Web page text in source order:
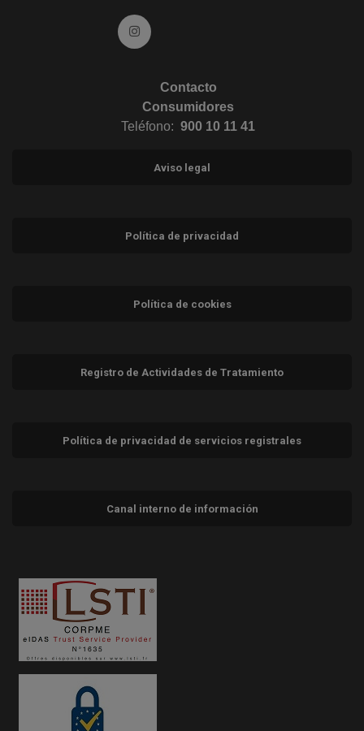
Ir a Instagram (abre en ventana nueva)
Contacto
Consumidores
Teléfono: 900 10 11 41
Aviso legal
Política de privacidad
Política de cookies
Registro de Actividades de Tratamiento
Política de privacidad de servicios registrales
Canal interno de información